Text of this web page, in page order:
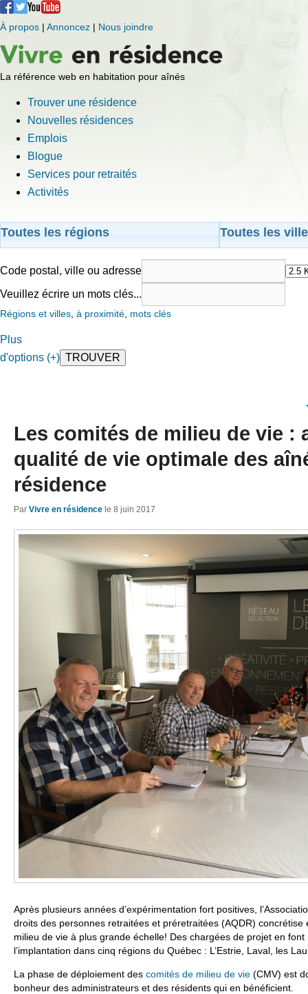
À propos | Annoncez | Nous joindre
La référence web en habitation pour aînés
Trouver une résidence
Nouvelles résidences
Emplois
Blogue
Services pour retraités
Activités
Toutes les régions Toutes les
Code postal, ville ou adresse
Veuillez écrire un mots clés...
Régions et villes à proximité mots clés
Plus
d'options (+)
Les comités de milieu de vie :
qualité de vie optimale des
résidence
Par Vivre en résidence le 8 juin 2017
Après plusieurs années d’expérimentation fort positives,
droits des personnes retraitées et préretraitées (AQDR)
milieu de vie à plus grande échelle! Des chargées de projet en
l’implantation dans cinq régions du Québec : L’Estrie, Laval, les
La phase de déploiement des comités de milieu de vie (CMV) est
bonheur des administrateurs et des résidents qui en bénéficient.